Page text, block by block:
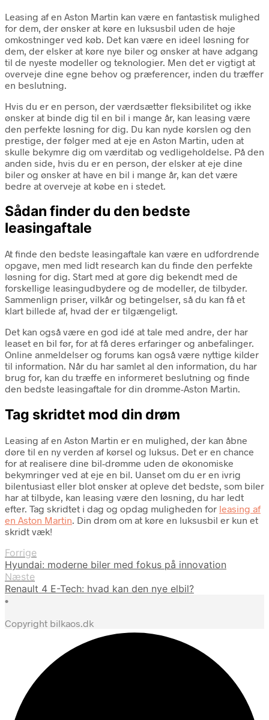
Leasing af en Aston Martin kan være en fantastisk mulighed
for dem, der ønsker at køre en luksusbil uden de høje
omkostninger ved køb. Det kan være en ideel løsning for
dem, der elsker at køre nye biler og ønsker at have adgang
til de nyeste modeller og teknologier. Men det er vigtigt at
overveje dine egne behov og præferencer, inden du træffer
en beslutning.
Hvis du er en person, der værdsætter fleksibilitet og ikke
ønsker at binde dig til en bil i mange år, kan leasing være
den perfekte løsning for dig. Du kan nyde kørslen og den
prestige, der følger med at eje en Aston Martin, uden at
skulle bekymre dig om værditab og vedligeholdelse. På den
anden side, hvis du er en person, der elsker at eje dine
biler og ønsker at have en bil i mange år, kan det være
bedre at overveje at købe en i stedet.
Sådan finder du den bedste
leasingaftale
At finde den bedste leasingaftale kan være en udfordrende
opgave, men med lidt research kan du finde den perfekte
løsning for dig. Start med at gøre dig bekendt med de
forskellige leasingudbydere og de modeller, de tilbyder.
Sammenlign priser, vilkår og betingelser, så du kan få et
klart billede af, hvad der er tilgængeligt.
Det kan også være en god idé at tale med andre, der har
leaset en bil før, for at få deres erfaringer og anbefalinger.
Online anmeldelser og forums kan også være nyttige kilder
til information. Når du har samlet al den information, du har
brug for, kan du træffe en informeret beslutning og finde
den bedste leasingaftale for din drømme-Aston Martin.
Tag skridtet mod din drøm
Leasing af en Aston Martin er en mulighed, der kan åbne
døre til en ny verden af kørsel og luksus. Det er en chance
for at realisere dine bil-drømme uden de økonomiske
bekymringer ved at eje en bil. Uanset om du er en ivrig
bilentusiast eller blot ønsker at opleve det bedste, som biler
har at tilbyde, kan leasing være den løsning, du har ledt
efter. Tag skridtet i dag og opdag muligheden for leasing af
en Aston Martin . Din drøm om at køre en luksusbil er kun et
skridt væk!
Forrige
Hyundai: moderne biler med fokus på innovation
Næste
Renault 4 E-Tech: hvad kan den nye elbil?
•
Copyright bilkaos.dk